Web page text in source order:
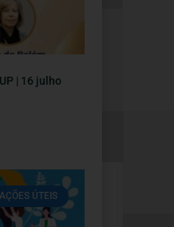
| 16 julho
ÚTEIS